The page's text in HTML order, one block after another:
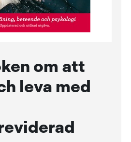
om att
leva med